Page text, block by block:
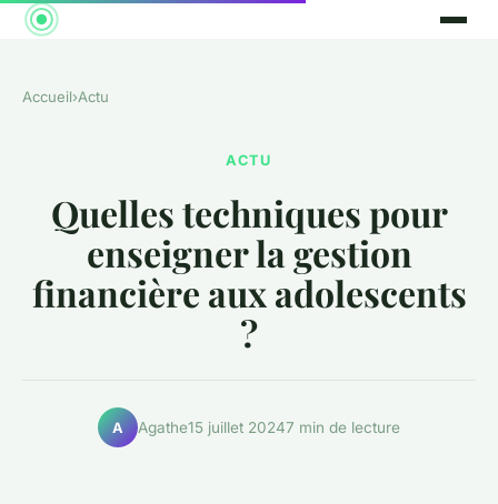
Accueil›Actu
ACTU
Quelles techniques pour
enseigner la gestion
financière aux adolescents
?
A Agathe15 juillet 20247 min de lecture